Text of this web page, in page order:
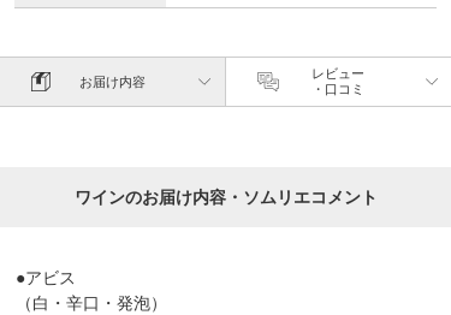
お届け内容
レビュー
・口コミ
ワインのお届け内容・ソムリエコメント
●アビス
（白・辛口・発泡）